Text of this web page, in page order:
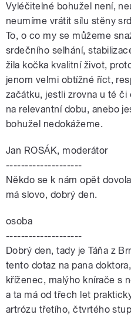
Vyléčitelné bohužel není,
neumíme vrátit sílu stěny
To, o co my se můžeme
srdečního selhání,
žila kočka kvalitní život,
jenom velmi obtížné říct,
začátku, jestli zrovna u té
na relevantní dobu, anebo
bohužel nedokážeme.
Jan ROSÁK, moderátor
--------------------
Někdo se k nám opět
má slovo, dobrý den.
osoba
--------------------
Dobrý den, tady je Táňa z
tento dotaz na pana
kříženec, malýho knírače s
a ta má od třech let
artrózu třetího, čtvrtého